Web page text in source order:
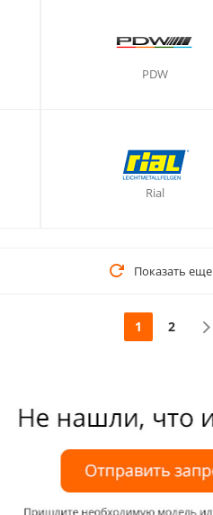
PDW
Rial
Показать еще
1 2